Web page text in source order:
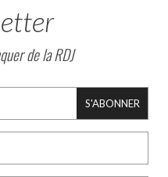
de la RDJ
S'ABONNER